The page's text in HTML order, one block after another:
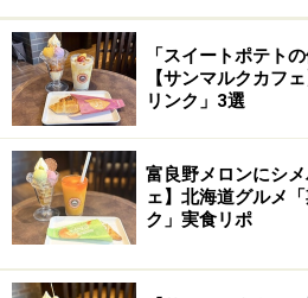
「スイートポテト
【サンマルクカフ
リンク」3選
富良野メロンにシ
ェ】北海道グルメ
ク」実食リポ